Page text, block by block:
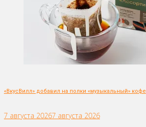
«ВкусВилл» добавил на полки «музыкальный» кофе
7 августа 20267 августа 2026